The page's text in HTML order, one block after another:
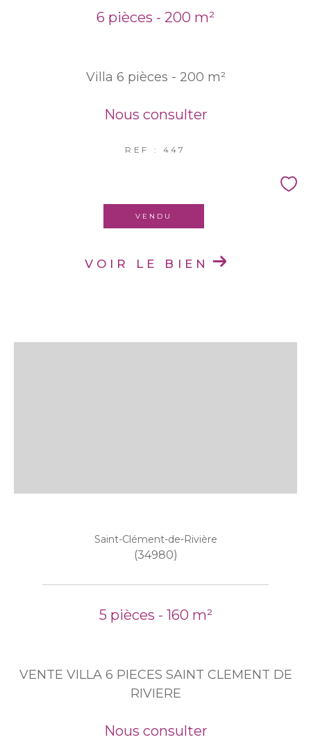
6 pièces - 200 m²
Villa 6 pièces - 200 m²
Nous consulter
REF : 447
VENDU
VOIR LE BIEN
Saint-Clément-de-Rivière
(34980)
5 pièces - 160 m²
VENTE VILLA 6 PIECES SAINT CLEMENT DE
RIVIERE
Nous consulter
EXCLUSIVITÉS NOUVEAUTÉS